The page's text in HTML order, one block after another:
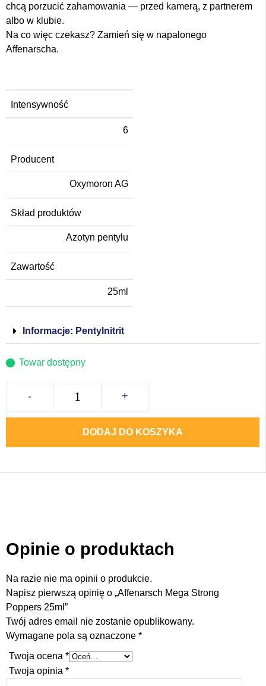
chcą porzucić zahamowania — przed kamerą, z partnerem
albo w klubie.
Na co więc czekasz? Zamień się w napalonego
Affenarscha.
Intensywność
6
Producent
Oxymoron AG
Skład produktów
Azotyn pentylu
Zawartość
25ml
Informacje: Pentylnitrit
Towar dostępny
- +
DODAJ DO KOSZYKA
Opinie o produktach
Na razie nie ma opinii o produkcie.
Napisz pierwszą opinię o „Affenarsch Mega Strong
Poppers 25ml”
Twój adres email nie zostanie opublikowany.
Wymagane pola są oznaczone *
Twoja ocena *
Twoja opinia *